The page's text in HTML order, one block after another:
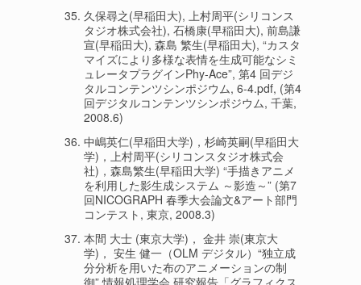
久保尋之(早稲田大), 上村周平(シリコンス
タジオ株式会社), 石橋康(早稲田大), 前島謙
宣(早稲田大), 森島 繁生(早稲田大), “カスタ
マイズにより多様な表情を生成可能なシミ
ュレータプラグインPhy-Ace”, 第4 回デジ
タルコンテンツシンポジウム, 6-4.pdf, (第4
回デジタルコンテンツシンポジウム, 千葉,
2008.6)
中嶋英仁(早稲田大学)，杉崎英嗣(早稲田大
学)，上村周平(シリコンスタジオ株式会
社)，森島繁生(早稲田大学) “手描きアニメ
を利用した影生成システム ～影造～” (第7
回NICOGRAPH 春季大会論文&アート部門
コンテスト, 東京, 2008.3)
本間 大士 (東京大学)， 金井 崇(東京大
学)， 安生 健一（OLM デジタル）“独立成
分分析を用いた布のアニメーションの制
御” 情報処理学会 研究報告「グラフィクス